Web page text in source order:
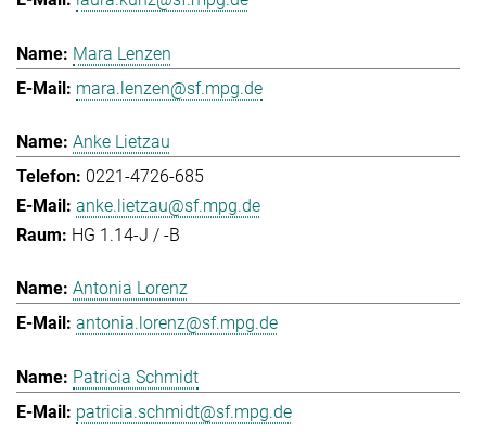
Mara Lenzen
mara.lenzen@sf.mpg.de
Anke Lietzau
0221-4726-685
anke.lietzau@sf.mpg.de
HG 1.14-J / -B
Antonia Lorenz
antonia.lorenz@sf.mpg.de
Patricia Schmidt
patricia.schmidt@sf.mpg.de